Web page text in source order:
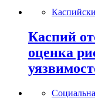
Каспий
оценка